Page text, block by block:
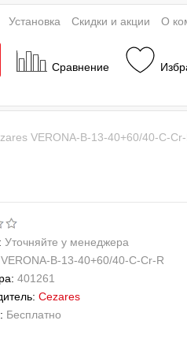
Сравнение
Установка Скидки и акции О
VERONA-B-13-40+60/40-C-
Уточняйте у менеджера
VERONA-B-13-40+60/40-C-Cr-R
401261
Cezares
Бесплатно